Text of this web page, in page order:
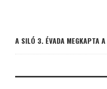
A SILÓ 3. ÉVADA MEGKAPTA